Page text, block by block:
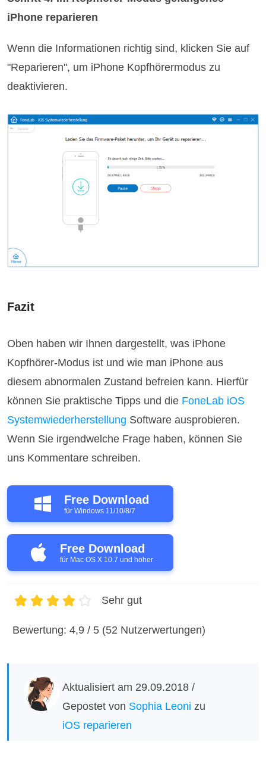
iPhone reparieren
Wenn die Informationen richtig sind, klicken Sie auf
"Reparieren", um iPhone Kopfhörermodus zu
deaktivieren.
Fazit
Oben haben wir Ihnen dargestellt, was iPhone
Kopfhörer-Modus ist und wie man iPhone aus
diesem abnormalen Zustand befreien kann. Hierfür
können Sie praktische Tipps und die FoneLab iOS
Systemwiederherstellung Software ausprobieren.
Wenn Sie irgendwelche Frage haben, können Sie
uns Kommentare schreiben.
Free Download
für Windows 11/10/8/7
Free Download
für Mac OS X 10.7 und höher
Sehr gut
Bewertung: 4,9 / 5 (52 Nutzerwertungen)
Aktualisiert am 29.09.2018 /
Gepostet von Sophia Leoni zu
iOS reparieren